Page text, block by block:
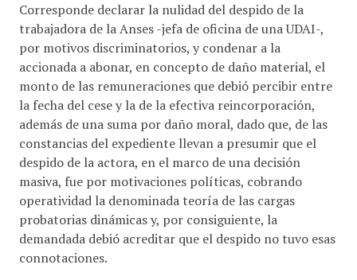
Corresponde declarar la nulidad del despido de la
trabajadora de la Anses -jefa de oficina de una UDAI-,
por motivos discriminatorios, y condenar a la
accionada a abonar, en concepto de daño material, el
monto de las remuneraciones que debió percibir entre
la fecha del cese y la de la efectiva reincorporación,
además de una suma por daño moral, dado que, de las
constancias del expediente llevan a presumir que el
despido de la actora, en el marco de una decisión
masiva, fue por motivaciones políticas, cobrando
operatividad la denominada teoría de las cargas
probatorias dinámicas y, por consiguiente, la
demandada debió acreditar que el despido no tuvo esas
connotaciones.